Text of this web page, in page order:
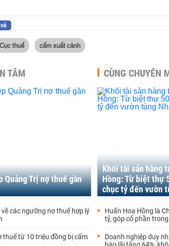
Cục thuế cấm xuất cảnh
TÂM
Quảng Trị nợ thuế gần
các ngưỡng nợ thuế hợp lý
thuế từ 10 triệu đồng bị cấm
CÙNG CHUYÊN
Khối tài sản hàng
Hồng: Từ biệt thự
chục tỷ đến vườn
Huấn Hoa Hồng là
tỷ, góp cổ phần
Doanh nghiệp duy